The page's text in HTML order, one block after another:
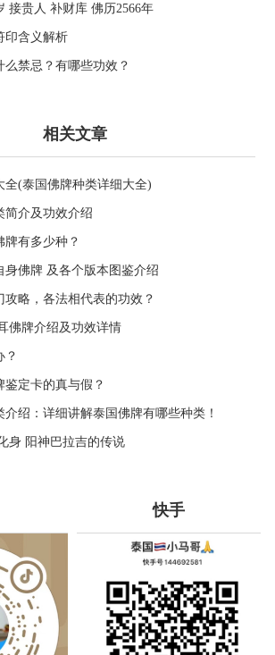
接贵人 补财库 佛历2566年
印含义解析
禁忌？有哪些功效？
相关文章
全(泰国佛牌种类详细大全)
简介及功效介绍
牌有多少种？
身佛牌 及各个版本图鉴介绍
攻略，各法相代表的功效？
佛牌介绍及功效详情
？
定卡的真与假？
介绍：详细讲解泰国佛牌有哪些种类！
身 阳神巴拉吉的传说
快手